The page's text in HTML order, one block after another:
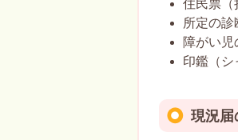
住民票（
所定の診
障がい児
印鑑（シ
現況届